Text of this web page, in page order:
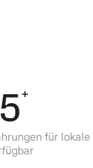
für lokale Konten